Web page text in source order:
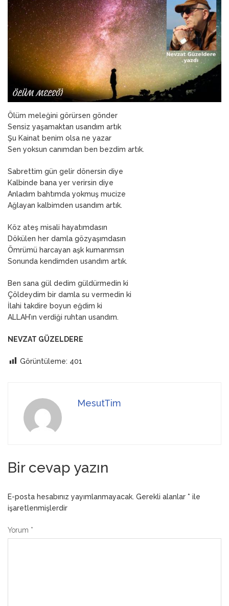
23 Mart 2026 ANNEM
Ölüm meleğini görürsen gönder
Sensiz yaşamaktan usandım artık
Şu Kainat benim olsa ne yazar
Sen yoksun canımdan ben bezdim artık.
Sabrettim gün gelir dönersin diye
Kalbinde bana yer verirsin diye
Anladım bahtımda yokmuş mucize
Ağlayan kalbimden usandım artık.
Köz ateş misali hayatımdasın
Dökülen her damla gözyaşımdasın
Ömrümü harcayan aşk kumarımsın
Sonunda kendimden usandım artık.
Ben sana gül dedim güldürmedin ki
Çöldeydim bir damla su vermedin ki
İlahi takdire boyun eğdim ki
ALLAH’ın verdiği ruhtan usandım.
NEVZAT GÜZELDERE
Görüntüleme: 401
MesutTim
Bir cevap yazın
E-posta hesabınız yayımlanmayacak. Gerekli alanlar * ile
işaretlenmişlerdir
Yorum *